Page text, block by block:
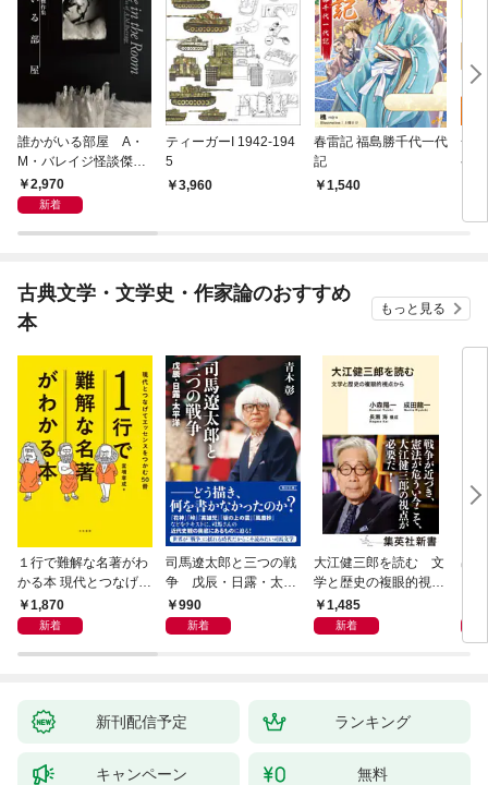
誰かがいる部屋 A・
M・バレイジ怪談傑作
集2,970
新着
ティーガーI 1942-194
5
3,960
春雷記 福島勝千代一代
記
1,540
一
ゲ
古典文学・文学史・作家論のおすすめ
本
もっと見る
１行で難解な名著がわ
かる本 現代とつなげて
エッセンスをつかむ50
冊
1,870
新着
司馬遼太郎と三つの戦
争 戊辰・日露・太平
洋990
新着
大江健三郎を読む 文
学と歴史の複眼的視点
から1,485
新着
出
新刊配信予定 ランキング
キャンペーン 無料